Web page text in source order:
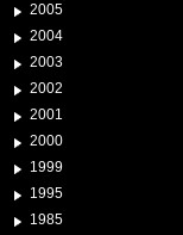
2005
2004
2003
2002
2001
2000
1999
1995
1985